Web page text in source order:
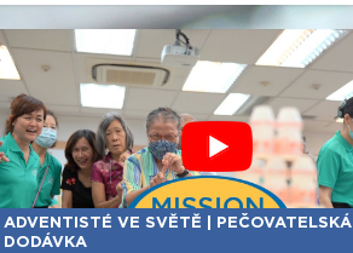
ADVENTISTÉ VE SVĚTĚ | PEČOVATELSKÁ
DODÁVKA